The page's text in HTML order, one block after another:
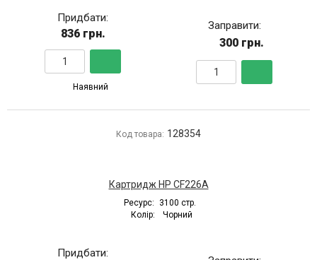
Придбати:
836 грн.
Наявний
Заправити:
300 грн.
Код товара: 128354
Картридж HP CF226A
Ресурс:
3100 стр.
Колір:
Чорний
Придбати: